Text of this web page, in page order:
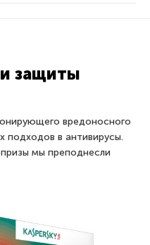
защиты
вредоносного
подходов в антивирусы.
мы преподнесли